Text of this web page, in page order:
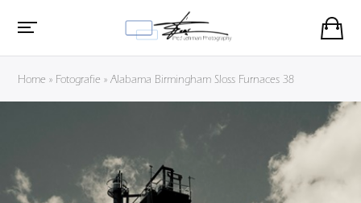
Home » Fotografie »Alabama Birmingham Sloss Furnaces 38